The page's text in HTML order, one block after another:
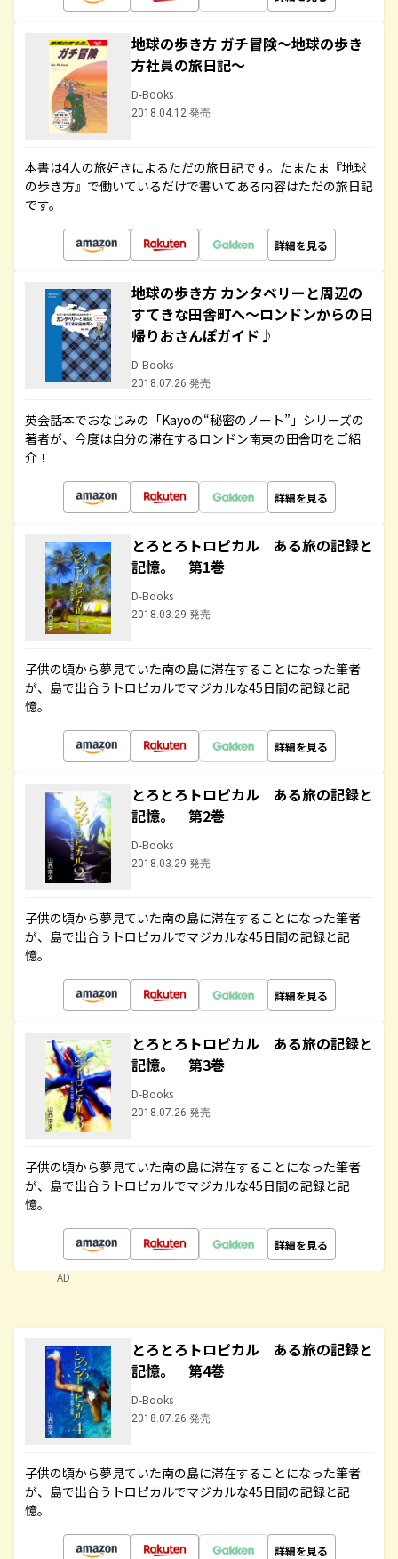
地球の歩き方 ガチ冒険～地球の歩き
方社員の旅日記～
D-Books
2018.04.12 発売
本書は4人の旅好きによるただの旅日記です。たまたま『地球
の歩き方』で働いているだけで書いてある内容はただの旅日記
です。
詳細を見る
地球の歩き方 カンタベリーと周辺の
すてきな田舎町へ～ロンドンからの日
帰りおさんぽガイド♪
D-Books
2018.07.26 発売
英会話本でおなじみの「Kayoの“秘密のノート”」シリーズの
著者が、今度は自分の滞在するロンドン南東の田舎町をご紹
介！
詳細を見る
とろとろトロピカル ある旅の記録と
記憶。 第1巻
D-Books
2018.03.29 発売
子供の頃から夢見ていた南の島に滞在することになった筆者
が、島で出合うトロピカルでマジカルな45日間の記録と記
憶。
詳細を見る
とろとろトロピカル ある旅の記録と
記憶。 第2巻
D-Books
2018.03.29 発売
子供の頃から夢見ていた南の島に滞在することになった筆者
が、島で出合うトロピカルでマジカルな45日間の記録と記
憶。
詳細を見る
とろとろトロピカル ある旅の記録と
記憶。 第3巻
D-Books
2018.07.26 発売
子供の頃から夢見ていた南の島に滞在することになった筆者
が、島で出合うトロピカルでマジカルな45日間の記録と記
憶。
詳細を見る
AD
とろとろトロピカル ある旅の記録と
記憶。 第4巻
D-Books
2018.07.26 発売
子供の頃から夢見ていた南の島に滞在することになった筆者
が、島で出合うトロピカルでマジカルな45日間の記録と記
憶。
詳細を見る